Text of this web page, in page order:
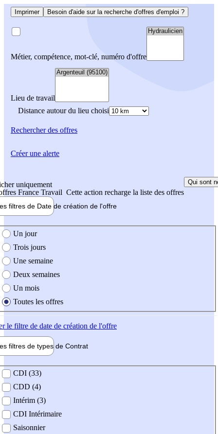
Imprimer Besoin d'aide sur la recherche d'offres d'emploi ?
Métier, compétence, mot-clé, numéro d'offre
Lieu de travail
Distance autour du lieu choisi
Rechercherdes offres
uniquement
France Travail Cette action recharge la liste des offres
Qui sont
filtres de Date de création de l'offre
création de l'offre
Un jour
Trois jours
Une semaine
Deux semaines
Un mois
Toutes les offres
le filtre de date de création de l'offre
filtres de types de Contrat
contrat
CDI (33)
CDD (4)
Intérim (3)
CDI Intérimaire
Saisonnier
Créer une alerte